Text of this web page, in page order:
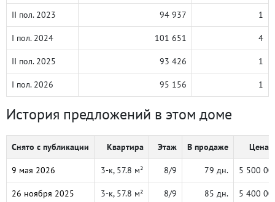
II пол. 2023 94 937 1
I пол. 2024 101 651 4
II пол. 2025 93 426 1
I пол. 2026 95 156 1
История предложений в этом доме
Снято с публикации Квартира Этаж В продаже Цена,
9 мая 2026 3-к, 57.8 м² 8/9 79 дн. 5 500
26 ноября 2025 3-к, 57.8 м² 8/9 85 дн. 5 400